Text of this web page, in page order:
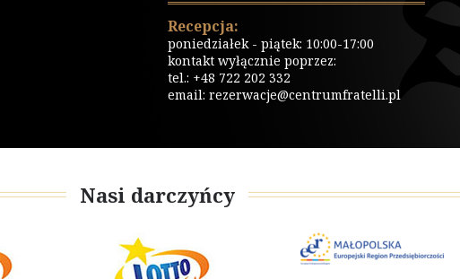
Recepcja:
poniedziałek - piątek: 10:00-17:00
kontakt wyłącznie poprzez:
tel.: +48 722 202 332
email:rezerwacje@centrumfratelli.pl
Nasi darczyńcy